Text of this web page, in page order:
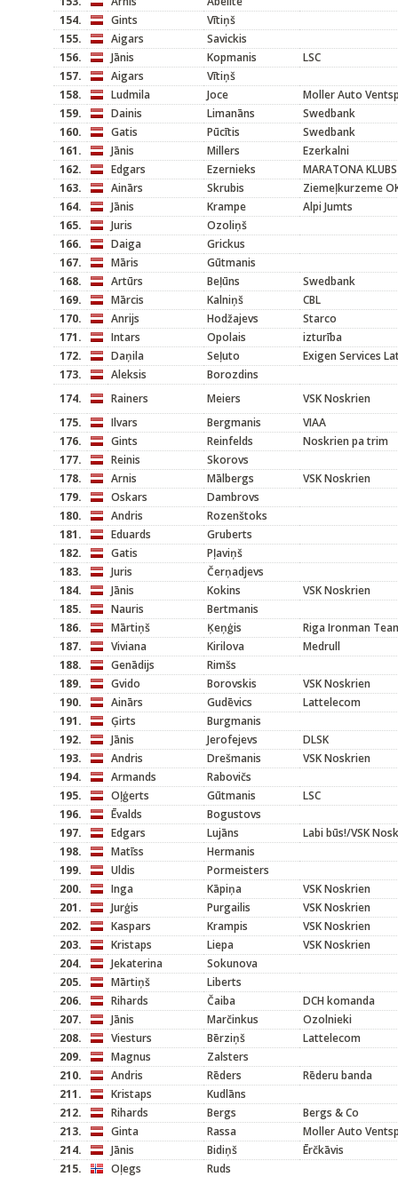
154.
Gints
Vītiņš
155.
Aigars
Savickis
156.
Jānis Kopmanis
LSC
157.
Aigars
Vītiņš
158.
Ludmila Joce
Moller Auto
159.
Dainis Limanāns
Swedbank
160.
Gatis Pūcītis
Swedbank
161.
Jānis Millers
Ezerkalni
162.
Edgars Ezernieks
MARATONA KLUBS
163.
Ainārs Skrubis
Ziemeļkurzeme
164.
Jānis Krampe
Alpi Jumts
165.
Juris
Ozoliņš
166.
Daiga
Grickus
167.
Māris
Gūtmanis
168.
Artūrs Beļūns
Swedbank
169.
Mārcis Kalniņš
CBL
170.
Anrijs Hodžajevs
Starco
171.
Intars Opolais
izturība
172.
Daņila Seļuto
Exigen Services
173.
Aleksis
Borozdins
174.
Rainers Meiers
VSK Noskrien
175.
Ilvars Bergmanis
VIAA
176.
Gints Reinfelds
Noskrien pa trim
177.
Reinis
Skorovs
178.
Arnis Mālbergs
VSK Noskrien
179.
Oskars
Dambrovs
180.
Andris
Rozenštoks
181.
Eduards
Gruberts
182.
Gatis
Pļaviņš
183.
Juris
Čerņadjevs
184.
Jānis Kokins
VSK Noskrien
185.
Nauris
Bertmanis
186.
Mārtiņš Ķeņģis
Riga Ironman
187.
Viviana Kirilova
Medrull
188.
Genādijs
Rimšs
189.
Gvido Borovskis
VSK Noskrien
190.
Ainārs Gudēvics
Lattelecom
191.
Ģirts
Burgmanis
192.
Jānis Jerofejevs
DLSK
193.
Andris Drešmanis
VSK Noskrien
194.
Armands
Rabovičs
195.
Oļģerts Gūtmanis
LSC
196.
Ēvalds
Bogustovs
197.
Edgars Lujāns
Labi būs!/VSK
198.
Matīss
Hermanis
199.
Uldis
Pormeisters
200.
Inga Kāpiņa
VSK Noskrien
201.
Jurģis Purgailis
VSK Noskrien
202.
Kaspars Krampis
VSK Noskrien
203.
Kristaps Liepa
VSK Noskrien
204.
Jekaterina
Sokunova
205.
Mārtiņš
Liberts
206.
Rihards Čaiba
DCH komanda
207.
Jānis Marčinkus
Ozolnieki
208.
Viesturs Bērziņš
Lattelecom
209.
Magnus
Zalsters
210.
Andris Rēders
Rēderu banda
211.
Kristaps
Kudlāns
212.
Rihards Bergs
Bergs & Co
213.
Ginta Rassa
Moller Auto
214.
Jānis Bidiņš
Ērčkāvis
215.
Oļegs
Ruds